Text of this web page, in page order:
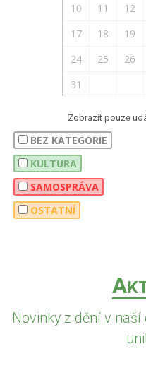
10
11 12
17
18 19
24
25 26
31
Zobrazit pouze
BEZ KATEGORIE
KULTURA
SAMOSPRÁVA
OSTATNÍ
A
Novinky z dění v